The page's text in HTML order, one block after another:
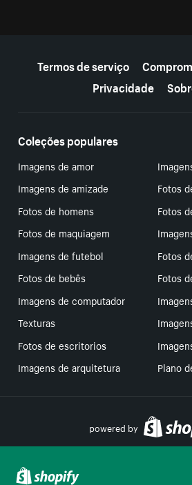
Termos de serviço
Privacidade
Coleções populares
Imagens de amor
Imagens de amizade
Fotos
Fotos de homens
Fotos
Fotos de maquiagem
Imagens de futebol
Fotos
Fotos de bebês
Fotos
Imagens de computador
Texturas
Fotos de escritorios
Imagens de arquitetura
Plano
powered by